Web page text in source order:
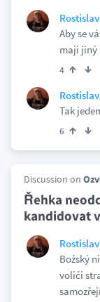
Aby se
mají jiný
4
Tak
6
Discussion on
Řehka
kandidovat
Božský
voliči